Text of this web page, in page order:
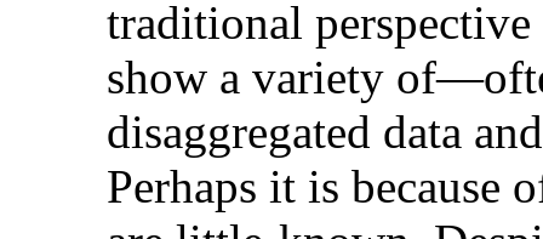
traditional
show a variety
disaggregated data
Perhaps it is because